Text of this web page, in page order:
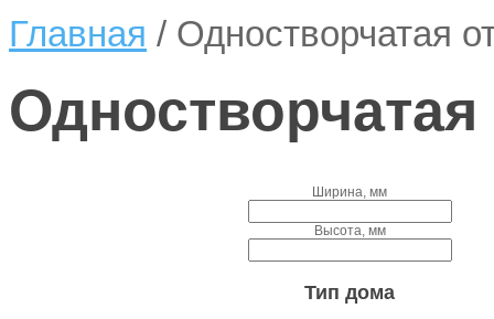
Главная / Одностворчатая
Ширина, мм
Высота, мм
Тип дома